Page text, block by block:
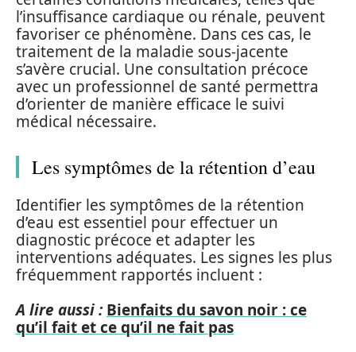
l’insuffisance cardiaque ou rénale, peuvent
favoriser ce phénomène. Dans ces cas, le
traitement de la maladie sous-jacente
s’avère crucial. Une consultation précoce
avec un professionnel de santé permettra
d’orienter de manière efficace le suivi
médical nécessaire.
Les symptômes de la rétention d’eau
Identifier les symptômes de la rétention
d’eau est essentiel pour effectuer un
diagnostic précoce et adapter les
interventions adéquates. Les signes les plus
fréquemment rapportés incluent :
A lire aussi : Bienfaits du savon noir : ce
qu’il fait et ce qu’il ne fait pas